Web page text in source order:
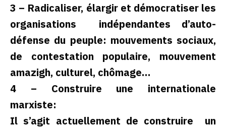
3 – Radicaliser, élargir et démocratiser les
organisations indépendantes d’auto-
défense du peuple: mouvements sociaux,
de contestation populaire, mouvement
amazigh, culturel, chômage…
4 – Construire une internationale
marxiste:
Il s’agit actuellement de construire un